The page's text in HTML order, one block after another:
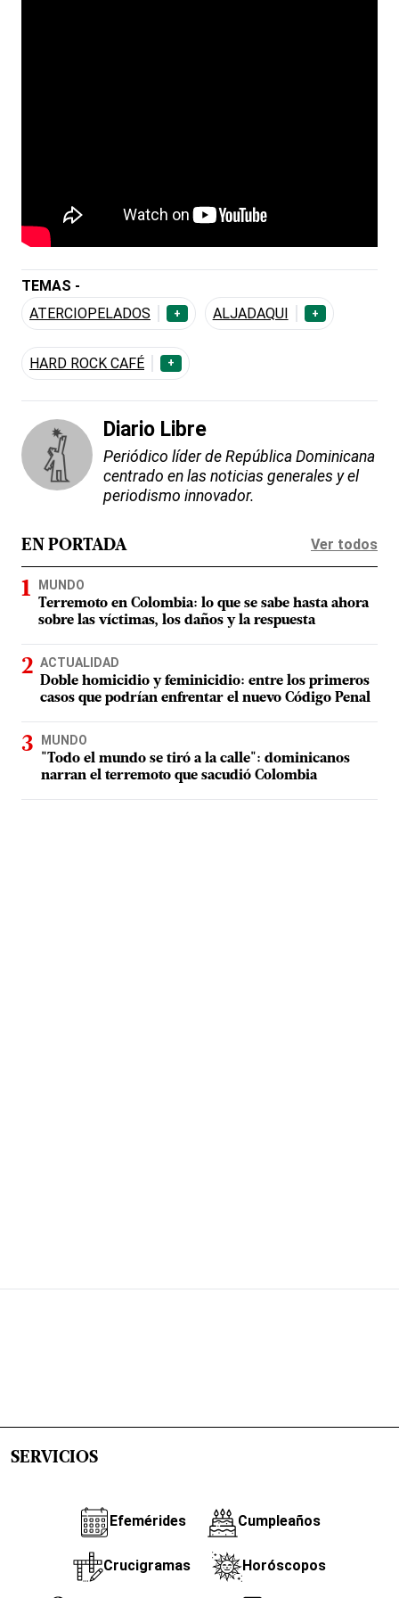
TEMAS -
ATERCIOPELADOS
+ ALJADAQUI +
HARD ROCK CAFÉ +
Diario Libre
Periódico líder de República Dominicana
centrado en las noticias generales y el
periodismo innovador.
EN PORTADA Ver todos
MUNDO
Terremoto en Colombia: lo que se sabe hasta ahora
sobre las víctimas, los daños y la respuesta
ACTUALIDAD
Doble homicidio y feminicidio: entre los primeros
casos que podrían enfrentar el nuevo Código Penal
MUNDO
"Todo el mundo se tiró a la calle": dominicanos
narran el terremoto que sacudió Colombia
SERVICIOS
Efemérides Cumpleaños
Crucigramas Horóscopos